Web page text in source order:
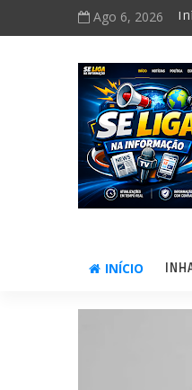
Ago 6, 2026
INÍCIO